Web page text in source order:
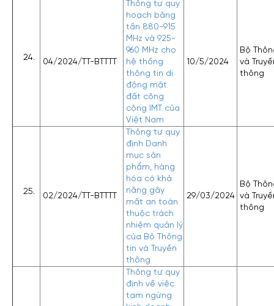
04/2024/TT-BTTTT
Thông tư quy
hoạch băng
tần 880-915
MHz và 925-
960 MHz cho
hệ thống
thông tin di
động mặt
đất công
cộng IMT của
Việt Nam
10/5/2024
Bộ
và
thông
02/2024/TT-BTTTT
Thông tư quy
định Danh
mục sản
phẩm, hàng
hóa có khả
năng gây
mất an toàn
thuộc trách
nhiệm quản lý
của Bộ Thông
tin và Truyền
thông
29/03/2024
Bộ
và
thông
Thông tư quy
định về việc
tạm ngừng